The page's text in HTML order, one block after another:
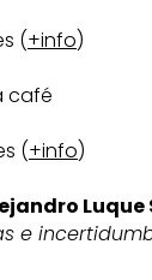
(+info)
café
(+info)
Luque
e